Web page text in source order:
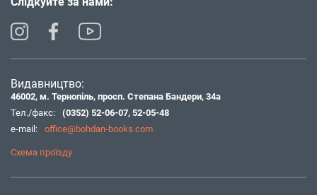
Видавництво:
46002, м. Тернопіль, просп. Степана Бандери, 34а
Тел./факс:
(0352) 52-06-07, 52-05-48
e-mail:
office@bohdan-books.com
Схема проїзду